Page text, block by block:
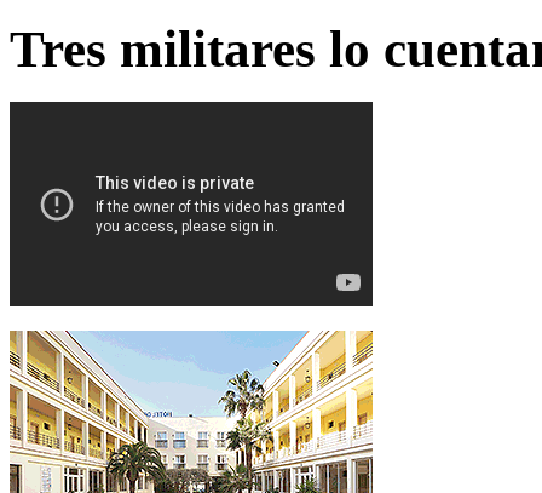
Tres militares lo